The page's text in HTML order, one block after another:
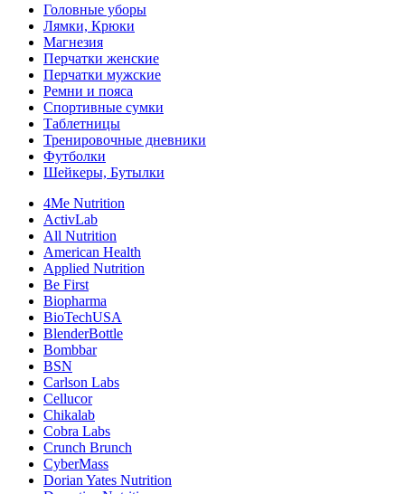
Головные уборы
Лямки, Крюки
Магнезия
Перчатки женские
Перчатки мужские
Ремни и пояса
Спортивные сумки
Таблетницы
Тренировочные дневники
Футболки
Шейкеры, Бутылки
4Me Nutrition
ActivLab
All Nutrition
American Health
Applied Nutrition
Be First
Biopharma
BioTechUSA
BlenderBottle
Bombbar
BSN
Carlson Labs
Cellucor
Chikalab
Cobra Labs
Crunch Brunch
CyberMass
Dorian Yates Nutrition